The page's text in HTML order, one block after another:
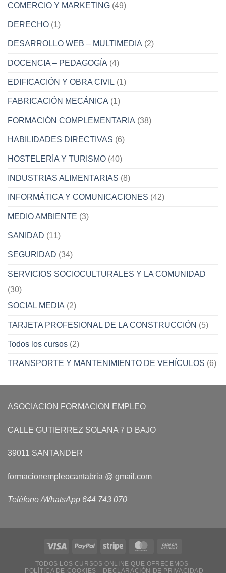
COMERCIO Y MARKETING (49)
DERECHO (1)
DESARROLLO WEB – MULTIMEDIA (2)
DOCENCIA – PEDAGOGÍA (4)
EDIFICACIÓN Y OBRA CIVIL (1)
FABRICACIÓN MECÁNICA (1)
FORMACIÓN COMPLEMENTARIA (38)
HABILIDADES DIRECTIVAS (6)
HOSTELERÍA Y TURISMO (40)
INDUSTRIAS ALIMENTARIAS (8)
INFORMÁTICA Y COMUNICACIONES (42)
MEDIO AMBIENTE (3)
SANIDAD (11)
SEGURIDAD (34)
SERVICIOS SOCIOCULTURALES Y LA COMUNIDAD
(30)
SOCIAL MEDIA (2)
TARJETA PROFESIONAL DE LA CONSTRUCCIÓN (5)
Todos los cursos (2)
TRANSPORTE Y MANTENIMIENTO DE VEHÍCULOS (6)
ASOCIACION FORMACION EMPLEO
CALLE GUTIERREZ SOLANA 7 D BAJO
39011 SANTANDER
formacionempleocantabria @ gmail.com
Teléfono /WhatsApp 644 743 070
TODOS LOS CURSOS ONLINE QUE OFRECEMOS
POLÍTICA DE COOKIES
DECLARACIÓN DE PRIVACIDAD